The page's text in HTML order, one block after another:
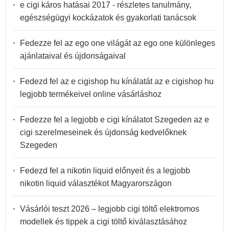
e cigi káros hatásai 2017 - részletes tanulmány,
egészségügyi kockázatok és gyakorlati tanácsok
Fedezze fel az ego one világát az ego one különleges
ajánlataival és újdonságaival
Fedezd fel az e cigishop hu kínálatát az e cigishop hu
legjobb termékeivel online vásárláshoz
Fedezze fel a legjobb e cigi kínálatot Szegeden az e
cigi szerelmeseinek és újdonság kedvelőknek
Szegeden
Fedezd fel a nikotin liquid előnyeit és a legjobb
nikotin liquid választékot Magyarországon
Vásárlói teszt 2026 – legjobb cigi töltő elektromos
modellek és tippek a cigi töltő kiválasztásához